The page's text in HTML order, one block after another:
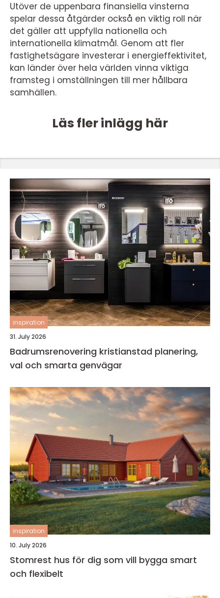
Utöver de uppenbara finansiella vinsterna
spelar dessa åtgärder också en viktig roll när
det gäller att uppfylla nationella och
internationella klimatmål. Genom att fler
fastighetsägare investerar i energieffektivitet,
kan länder över hela världen vinna viktiga
framsteg i omställningen till mer hållbara
samhällen.
Läs fler inlägg här
inspiration
31. July 2026
Badrumsrenovering kristianstad planering,
val och smarta genvägar
inspiration
10. July 2026
Stomrest hus för dig som vill bygga smart
och flexibelt